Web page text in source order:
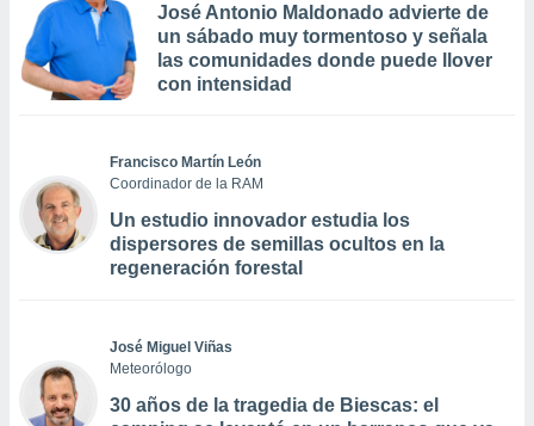
José Antonio Maldonado advierte de
un sábado muy tormentoso y señala
las comunidades donde puede llover
con intensidad
Francisco Martín León
Coordinador de la RAM
Un estudio innovador estudia los
dispersores de semillas ocultos en la
regeneración forestal
José Miguel Viñas
Meteorólogo
30 años de la tragedia de Biescas: el